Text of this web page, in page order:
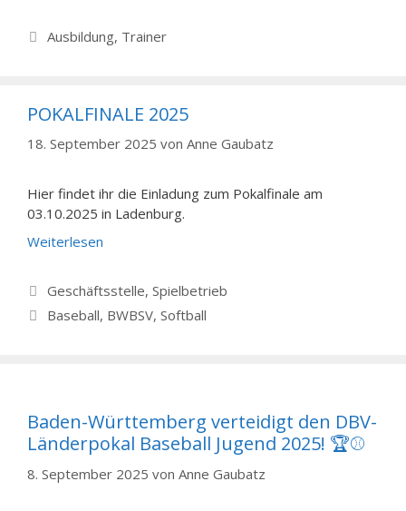
Kategorien
Ausbildung, Trainer
POKALFINALE 2025
18. September 2025 von Anne Gaubatz
Hier findet ihr die Einladung zum Pokalfinale am
03.10.2025 in Ladenburg.
Weiterlesen
Kategorien
Geschäftsstelle, Spielbetrieb
Schlagwörter
Baseball, BWBSV, Softball
Baden-Württemberg verteidigt den DBV-
Länderpokal Baseball Jugend 2025! 🏆⚾
8. September 2025 von Anne Gaubatz